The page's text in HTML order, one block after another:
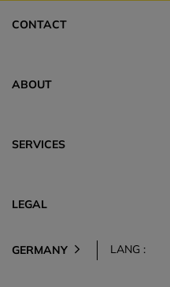
CONTACT
ABOUT
SERVICES
LEGAL
GERMANY LANG :